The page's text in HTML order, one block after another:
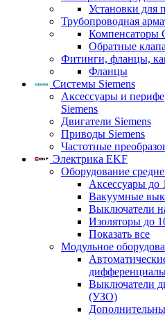
Установки для
Трубопроводная
Компенсаторы
Обратные
Фитинги, фланцы,
Фланцы
Системы Siemens
Аксессуары и
Siemens
Двигатели Siemens
Приводы Siemens
Частотные
Электрика EKF
Оборудование
Аксессуары до
Вакуумные
Выключатели
Изоляторы до
Показать все
Модульное
Выключатели
(УЗО)